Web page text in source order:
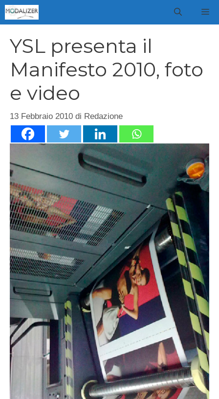
Vai
al
YSL presenta il
Manifesto 2010, foto
e video
13 Febbraio 2010 di Redazione